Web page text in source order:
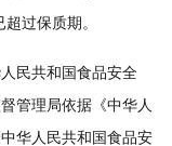
过保质期。
民共和国食品安全
管理局依据《中华人
华人民共和国食品安